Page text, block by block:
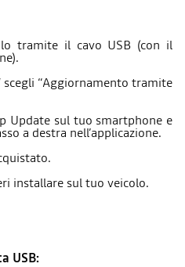
tramite il cavo USB (con il
“Aggiornamento tramite
Update sul tuo smartphone e
a destra nell’applicazione.
installare sul tuo veicolo.
USB: